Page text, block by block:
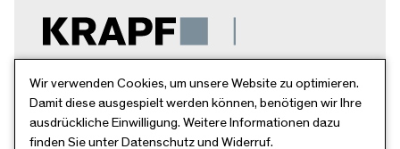
Krapf AG
Breitschachenstr. 52
9032 Engelburg
Wir verwenden Cookies, um unsere Website zu optimieren.
Damit diese ausgespielt werden können, benötigen wir Ihre
ausdrückliche Einwilligung. Weitere Informationen dazu
finden Sie unter Datenschutz und Widerruf.